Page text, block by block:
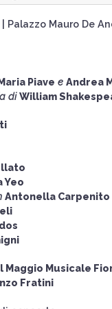
Palazzo Mauro De
Piave e Andrea
diWilliam
Yeo
Antonella Carpenito
Maggio Musicale
Fratini